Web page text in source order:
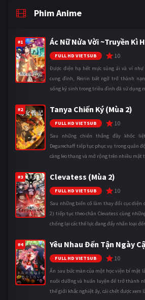
Phim Anime
#1 Ác Nữ Nửa Vời ~Truyền Kì
FULL HD VIETSUB 10
Được điện hạ hết mực sủng ái và ví
cung đình, Reirin bất ngờ trở thành
sống ký sinh trong triều đình đã sử dụng
#2 Tanya Chiến Ký (Mùa 2)
FULL HD VIETSUB 10
Sau những chiến thắng đầy khốc
Degurechaff tiếp tục phục vụ trong quân
càng leo thang và mở rộng trên nhiều mặt
#3 Clevatess (Mùa 2)
FULL HD VIETSUB 10
Sau những biến cố làm thay đổi cục diện
2) tiếp tục theo chân Clevatess cùng
chống lại các thế lực đang đẩy nhân loại
#4 Yêu Nhau Đến Tận Ngày
FULL HD VIETSUB 10
Ẩn sau bức màn của một học viện bí mật
nuôi dưỡng và huấn luyện để trở thành
thế giới khắc nghiệt ấy, cái chết được xem